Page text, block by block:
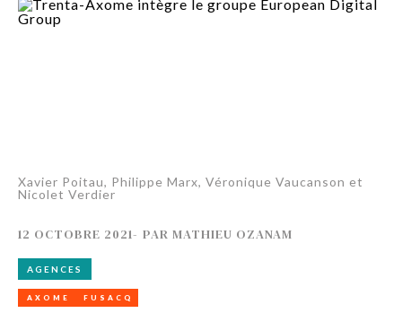
Xavier Poitau, Philippe Marx, Véronique Vaucanson et
Nicolet Verdier
12 OCTOBRE 2021- PAR MATHIEU OZANAM
AGENCES
AXOME FUSACQ